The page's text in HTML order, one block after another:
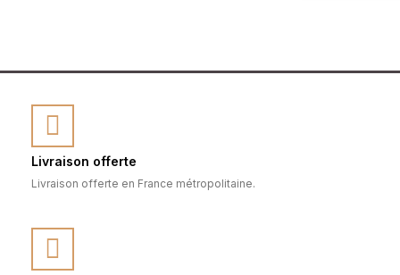
Livraison offerte
Livraison offerte en France métropolitaine.